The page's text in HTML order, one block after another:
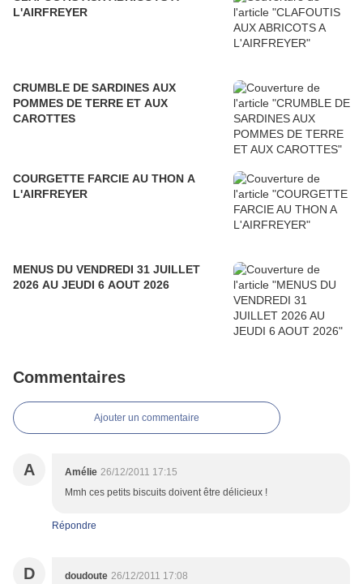
L'AIRFREYER
CRUMBLE DE SARDINES AUX
POMMES DE TERRE ET AUX
CAROTTES
COURGETTE FARCIE AU THON A
L'AIRFREYER
MENUS DU VENDREDI 31 JUILLET
2026 AU JEUDI 6 AOUT 2026
Commentaires
Ajouter un commentaire
A Amélie 26/12/2011 17:15
Mmh ces petits biscuits doivent être délicieux !
Répondre
D doudoute 26/12/2011 17:08